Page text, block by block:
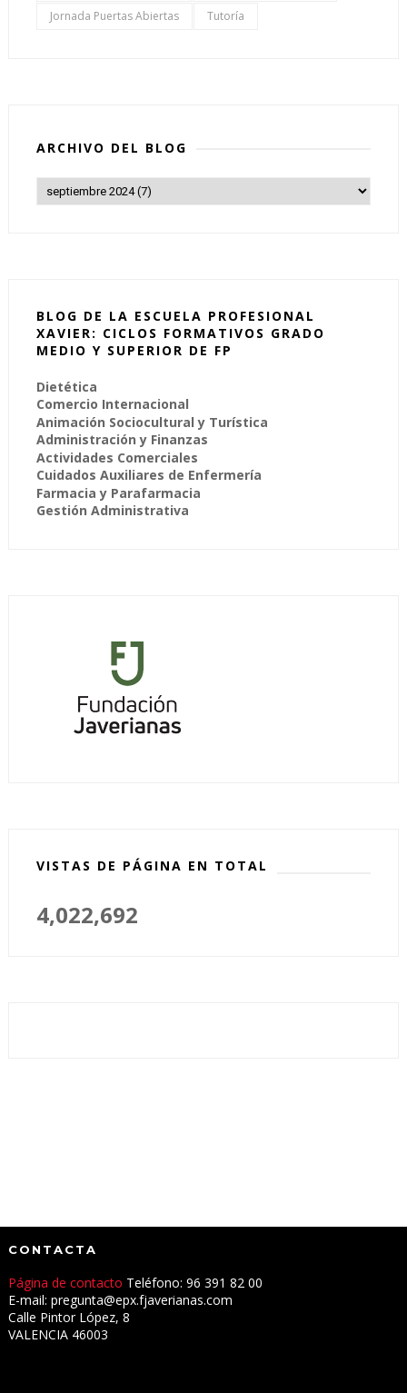
Jornada Puertas Abiertas
Tutoría
ARCHIVO DEL BLOG
BLOG DE LA ESCUELA PROFESIONAL
XAVIER: CICLOS FORMATIVOS GRADO
MEDIO Y SUPERIOR DE FP
Dietética
Comercio Internacional
Animación Sociocultural y Turística
Administración y Finanzas
Actividades Comerciales
Cuidados Auxiliares de Enfermería
Farmacia y Parafarmacia
Gestión Administrativa
VISTAS DE PÁGINA EN TOTAL
4,022,692
CONTACTA
Página de contacto Teléfono: 96 391 82 00
E-mail: pregunta@epx.fjaverianas.com
Calle Pintor López, 8
VALENCIA 46003